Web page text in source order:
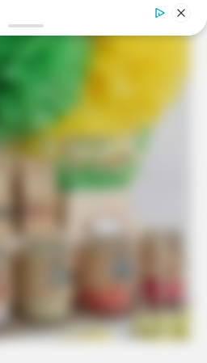
Hunt Today: Shocking Pics!